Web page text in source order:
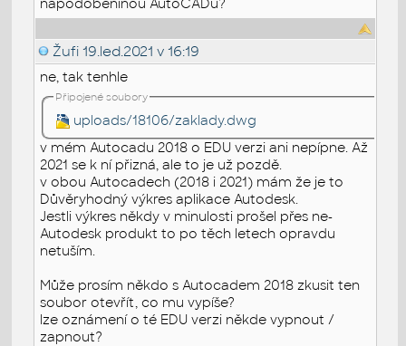
Žufi 19.led.2021 v 16:19
ne, tak tenhle
Připojené soubory
uploads/18106/zaklady.dwg
v mém Autocadu 2018 o EDU verzi ani nepípne. Až
2021 se k ní přizná, ale to je už pozdě.
v obou Autocadech (2018 i 2021) mám že je to
Důvěryhodný výkres aplikace Autodesk.
Jestli výkres někdy v minulosti prošel přes ne-
Autodesk produkt to po těch letech opravdu
netuším.
Může prosím někdo s Autocadem 2018 zkusit ten
soubor otevřít, co mu vypíše?
lze oznámení o té EDU verzi někde vypnout /
zapnout?